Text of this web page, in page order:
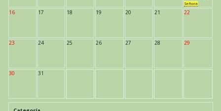
Señora
16 17 18 19 20 21 22
23 24 25 26 27 28 29
30 31